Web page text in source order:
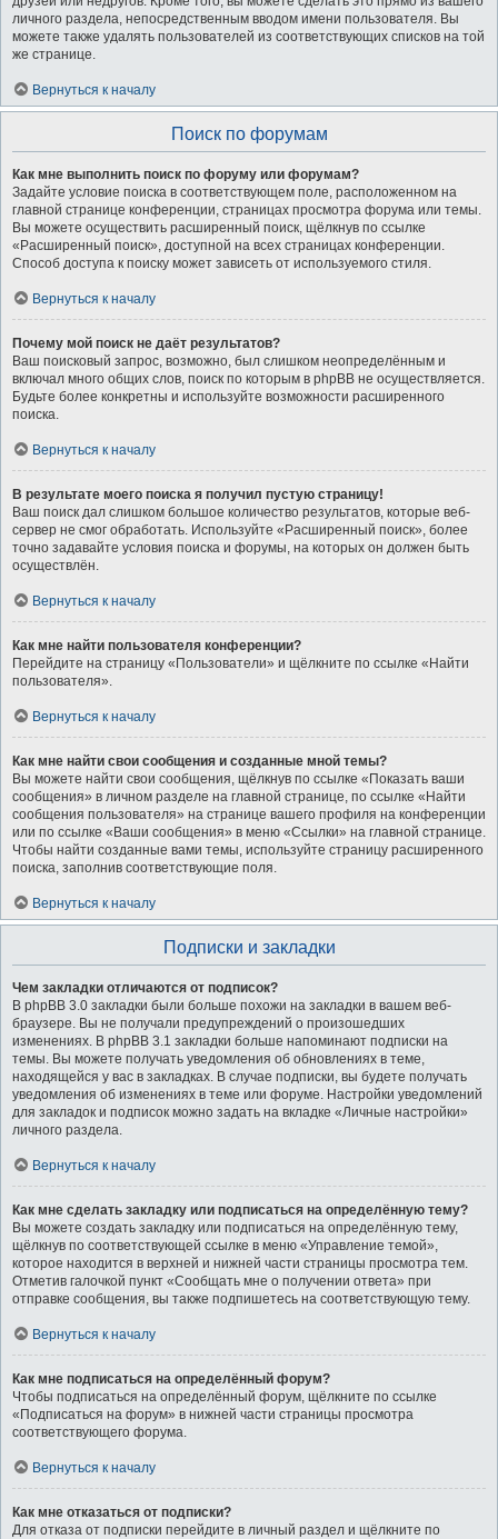
личного раздела, непосредственным вводом имени пользователя. Вы
можете также удалять пользователей из соответствующих списков на той
же странице.
Вернуться к началу
Поиск по форумам
Как мне выполнить поиск по форуму или форумам?
Задайте условие поиска в соответствующем поле, расположенном на
главной странице конференции, страницах просмотра форума или темы.
Вы можете осуществить расширенный поиск, щёлкнув по ссылке
«Расширенный поиск», доступной на всех страницах конференции.
Способ доступа к поиску может зависеть от используемого стиля.
Вернуться к началу
Почему мой поиск не даёт результатов?
Ваш поисковый запрос, возможно, был слишком неопределённым и
включал много общих слов, поиск по которым в phpBB не осуществляется.
Будьте более конкретны и используйте возможности расширенного
поиска.
Вернуться к началу
В результате моего поиска я получил пустую страницу!
Ваш поиск дал слишком большое количество результатов, которые веб-
сервер не смог обработать. Используйте «Расширенный поиск», более
точно задавайте условия поиска и форумы, на которых он должен быть
осуществлён.
Вернуться к началу
Как мне найти пользователя конференции?
Перейдите на страницу «Пользователи» и щёлкните по ссылке «Найти
пользователя».
Вернуться к началу
Как мне найти свои сообщения и созданные мной темы?
Вы можете найти свои сообщения, щёлкнув по ссылке «Показать ваши
сообщения» в личном разделе на главной странице, по ссылке «Найти
сообщения пользователя» на странице вашего профиля на конференции
или по ссылке «Ваши сообщения» в меню «Ссылки» на главной странице.
Чтобы найти созданные вами темы, используйте страницу расширенного
поиска, заполнив соответствующие поля.
Вернуться к началу
Подписки и закладки
Чем закладки отличаются от подписок?
В phpBB 3.0 закладки были больше похожи на закладки в вашем веб-
браузере. Вы не получали предупреждений о произошедших
изменениях. В phpBB 3.1 закладки больше напоминают подписки на
темы. Вы можете получать уведомления об обновлениях в теме,
находящейся у вас в закладках. В случае подписки, вы будете получать
уведомления об изменениях в теме или форуме. Настройки уведомлений
для закладок и подписок можно задать на вкладке «Личные настройки»
личного раздела.
Вернуться к началу
Как мне сделать закладку или подписаться на определённую тему?
Вы можете создать закладку или подписаться на определённую тему,
щёлкнув по соответствующей ссылке в меню «Управление темой»,
которое находится в верхней и нижней части страницы просмотра тем.
Отметив галочкой пункт «Сообщать мне о получении ответа» при
отправке сообщения, вы также подпишетесь на соответствующую тему.
Вернуться к началу
Как мне подписаться на определённый форум?
Чтобы подписаться на определённый форум, щёлкните по ссылке
«Подписаться на форум» в нижней части страницы просмотра
соответствующего форума.
Вернуться к началу
Как мне отказаться от подписки?
Для отказа от подписки перейдите в личный раздел и щёлкните по